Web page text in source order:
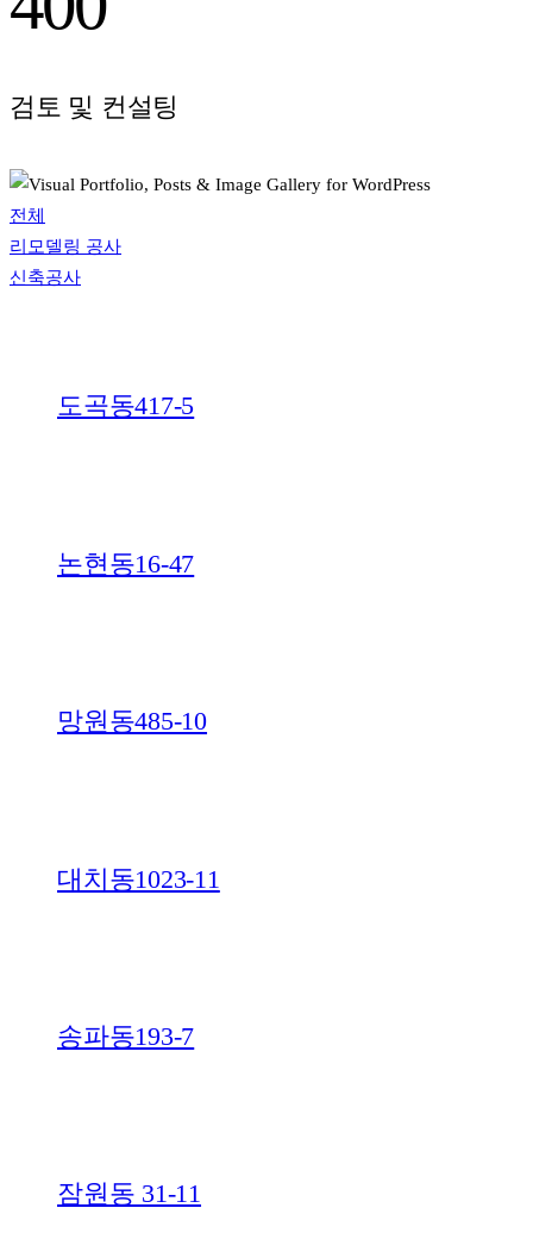
검토 및 컨설팅
전체
리모델링 공사
신축공사
도곡동417-5
논현동16-47
망원동485-10
대치동1023-11
송파동193-7
잠원동 31-11